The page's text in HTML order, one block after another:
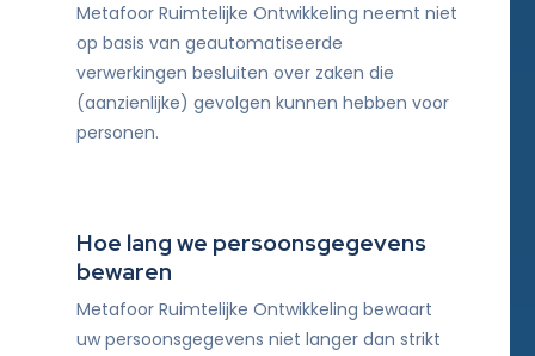
Metafoor Ruimtelijke Ontwikkeling neemt niet
op basis van geautomatiseerde
verwerkingen besluiten over zaken die
(aanzienlijke) gevolgen kunnen hebben voor
personen.
Hoe lang we persoonsgegevens
bewaren
Metafoor Ruimtelijke Ontwikkeling bewaart
uw persoonsgegevens niet langer dan strikt